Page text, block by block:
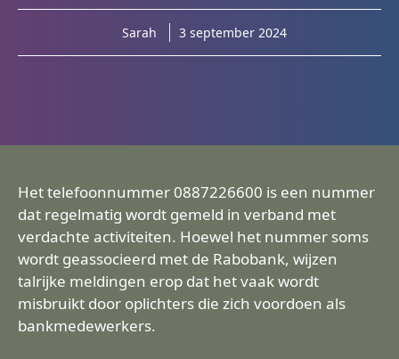
Sarah 3 september 2024
Het telefoonnummer 0887226600 is een nummer
dat regelmatig wordt gemeld in verband met
verdachte activiteiten. Hoewel het nummer soms
wordt geassocieerd met de Rabobank, wijzen
talrijke meldingen erop dat het vaak wordt
misbruikt door oplichters die zich voordoen als
bankmedewerkers.